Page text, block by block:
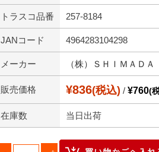
トラスコ品番 257-8184
JANコード 4964283104298
メーカー （株）ＳＨＩＭＡＤＡ
販売価格 ¥836(税込) / ¥760(
在庫数 当日出荷